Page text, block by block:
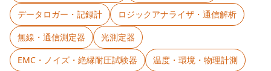
データロガー・記録計
ロジックアナライザ・通信解析
無線・通信測定器
光測定器
EMC・ノイズ・絶縁耐圧試験器
温度・環境・物理計測